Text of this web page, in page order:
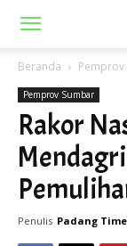
Beranda Pemprov
Pemprov Sumbar
Rakor
Penulis Padang Time